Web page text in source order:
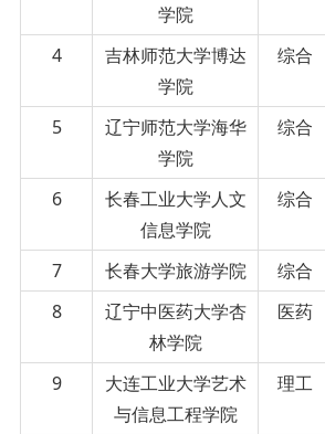
学院
4
吉林师范大学博达
学院
综合
5
辽宁师范大学海华
学院
综合
6
长春工业大学人文
信息学院
综合
7 长春大学旅游学院 综合
8
辽宁中医药大学杏
林学院
医药
9
大连工业大学艺术
与信息工程学院
理工